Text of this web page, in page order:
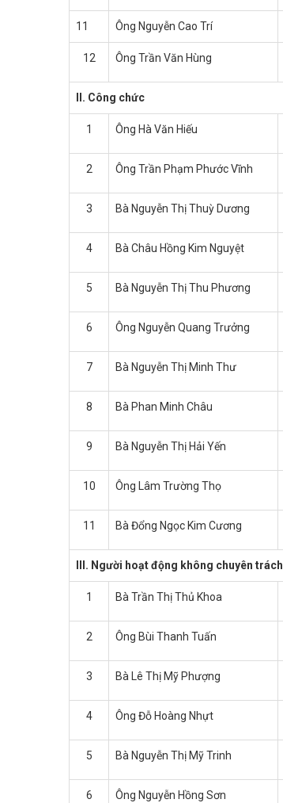
11 Ông Nguyễn Cao Trí
12 Ông Trần Văn Hùng
II. Công chức
1 Ông Hà Văn Hiếu
2 Ông Trần Phạm Phước Vĩnh
3 Bà Nguyễn Thị Thuỳ Dương
4 Bà Châu Hồng Kim Nguyệt
5 Bà Nguyễn Thị Thu Phương
6 Ông Nguyễn Quang Trưởng
7 Bà Nguyễn Thị Minh Thư
8 Bà Phan Minh Châu
9 Bà Nguyễn Thị Hải Yến
10 Ông Lâm Trường Thọ
11 Bà Đổng Ngọc Kim Cương
III. Người hoạt động không chuyên trách
1 Bà Trần Thị Thủ Khoa
2 Ông Bùi Thanh Tuấn
3 Bà Lê Thị Mỹ Phượng
4 Ông Đỗ Hoàng Nhựt
5 Bà Nguyễn Thị Mỹ Trinh
6 Ông Nguyễn Hồng Sơn